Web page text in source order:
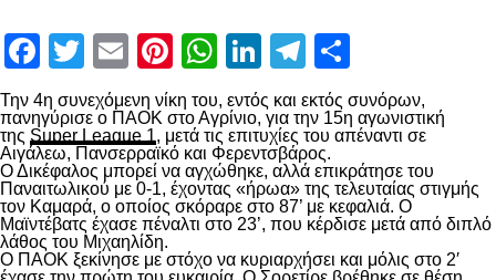
Facebook
Twitter
EmailPinterest
WhatsApp
LinkedIn
Telegram
Την 4η συνεχόμενη νίκη του, εντός και εκτός συνόρων,
πανηγύρισε ο ΠΑΟΚ στο Αγρίνιο, για την 15η αγωνιστική
της Super League 1, μετά τις επιτυχίες του απέναντι σε
Αιγάλεω, Πανσερραϊκό και Φερεντσβάρος.
Ο Δικέφαλος μπορεί να αγχώθηκε, αλλά επικράτησε του
Παναιτωλικού με 0-1, έχοντας «ήρωα» της τελευταίας στιγμής
τον Καμαρά, ο οποίος σκόραρε στο 87’ με κεφαλιά. Ο
Μαϊντέβατς έχασε πέναλτι στο 23’, που κέρδισε μετά από διπλό
λάθος του Μιχαηλίδη.
Ο ΠΑΟΚ ξεκίνησε με στόχο να κυριαρχήσει και μόλις στο 2′